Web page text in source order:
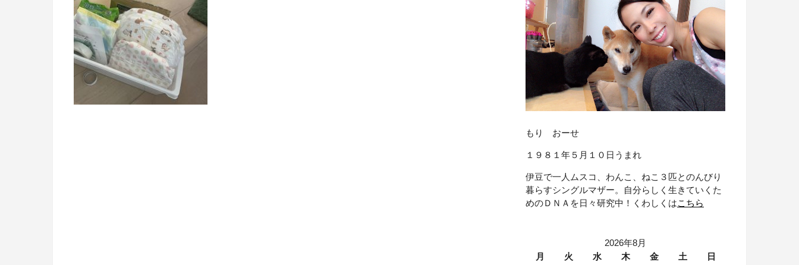
もり おーせ
１９８１年５月１０日うまれ
伊豆で一人ムスコ、わんこ、ねこ３匹とのんびり
暮らすシングルマザー。自分らしく生きていくた
めのＤＮＡを日々研究中！くわしくはこちら
2026年8月
月
火 水 木 金 土
日